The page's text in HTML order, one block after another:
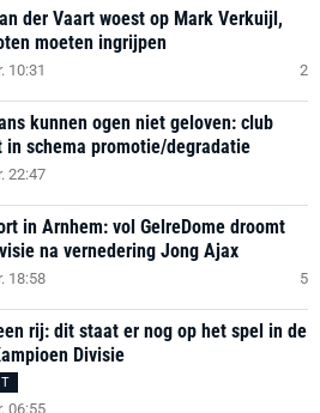
der Vaart woest op Mark Verkuijl,
moeten ingrijpen
10:31 2
kunnen ogen niet geloven: club
in schema promotie/degradatie
22:47
in Arnhem: vol GelreDome droomt
na vernedering Jong Ajax
18:58 5
rij: dit staat er nog op het spel in de
Divisie
06:55